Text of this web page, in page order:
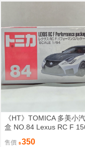
《HT》TOMICA 多美小
盒 NO.84 Lexus RC F
售價 350